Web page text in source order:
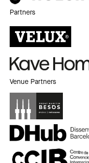
Partners
Venue Partners